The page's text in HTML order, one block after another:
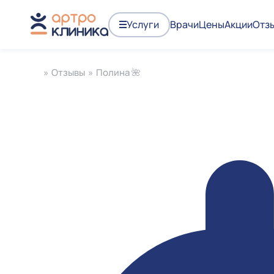
Услуги ВрачиЦеныАкции
» Отзывы » Полина 🌺